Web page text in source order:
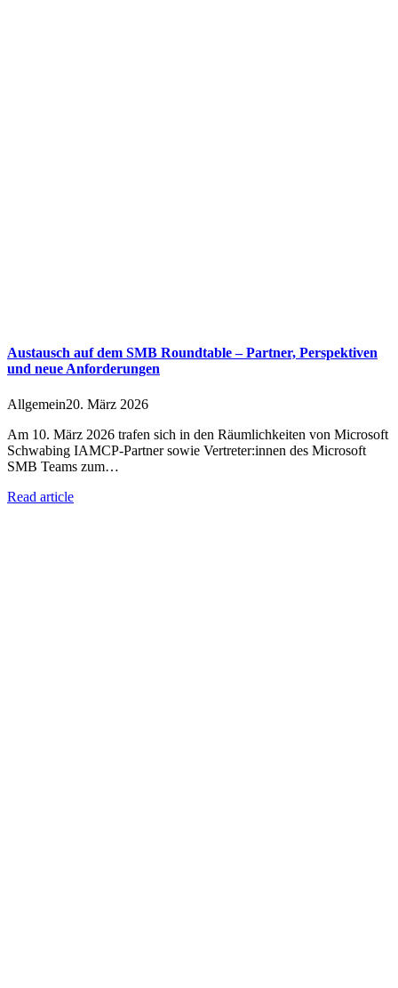
Austausch auf dem SMB Roundtable – Partner, Perspektiven
und neue Anforderungen
Allgemein20. März 2026
Am 10. März 2026 trafen sich in den Räumlichkeiten von Microsoft
Schwabing IAMCP‑Partner sowie Vertreter:innen des Microsoft
SMB Teams zum…
Read article